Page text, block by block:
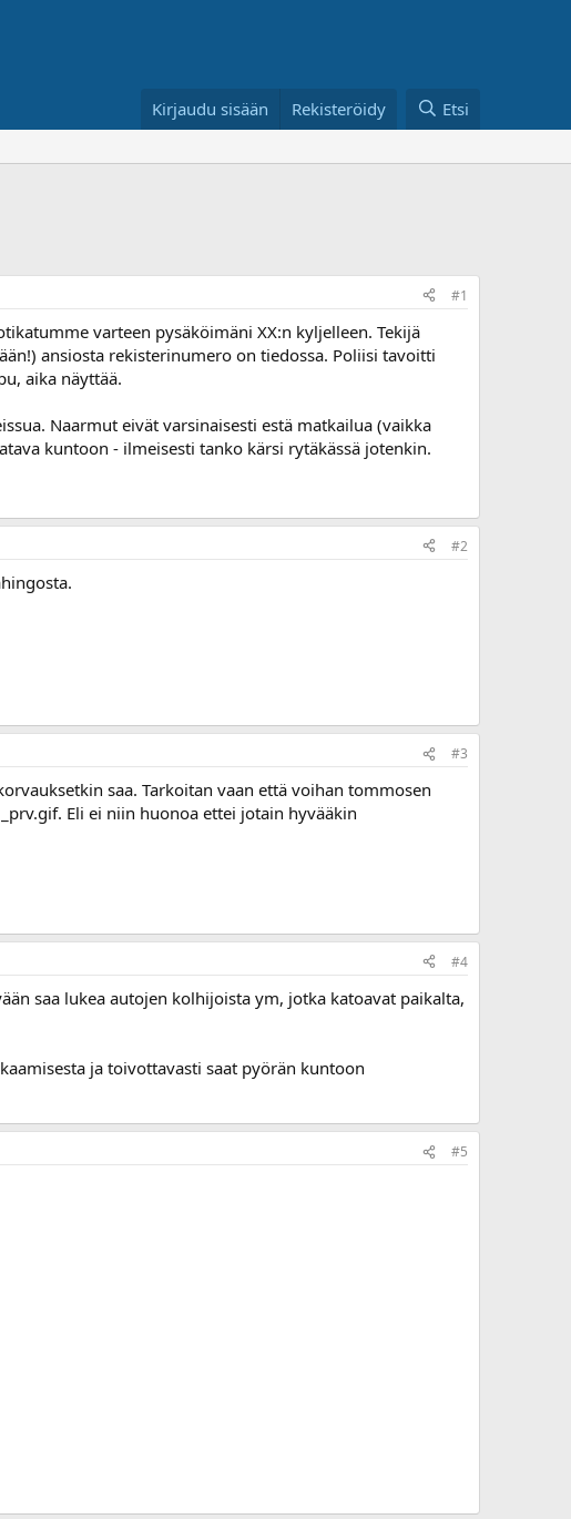
Kirjaudu sisään Rekisteröidy Etsi
#1
varteen pysäköimäni XX:n kyljelleen. Tekijä
ansiosta rekisterinumero on tiedossa. Poliisi tavoitti
aika näyttää.
Naarmut eivät varsinaisesti estä matkailua (vaikka
kuntoon - ilmeisesti tanko kärsi rytäkässä jotenkin.
#2
#3
saa. Tarkoitan vaan että voihan tommosen
. Eli ei niin huonoa ettei jotain hyvääkin
#4
saa lukea autojen kolhijoista ym, jotka katoavat paikalta,
ja toivottavasti saat pyörän kuntoon
#5